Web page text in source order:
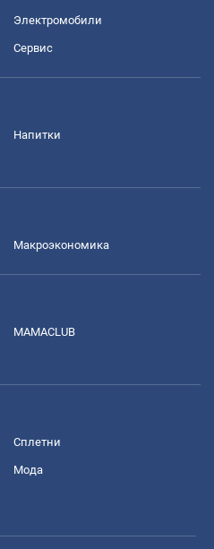
Электромобили
Сервис
Напитки
Mакроэкономика
MAMACLUB
Сплетни
Мода